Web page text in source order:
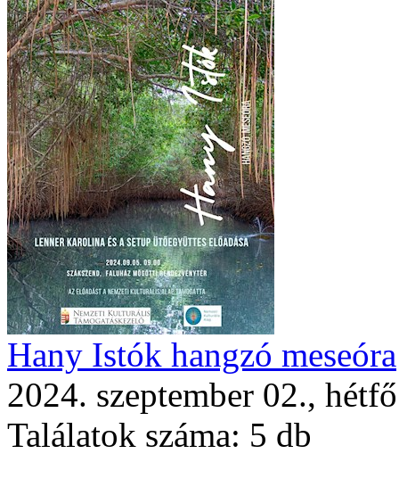
Hany Istók hangzó meseóra
2024. szeptember 02., hétfő
Találatok száma: 5 db